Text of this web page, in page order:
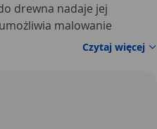
drewna nadaje jej
malowanie
ochronę przed grzybami
Czytaj więcej